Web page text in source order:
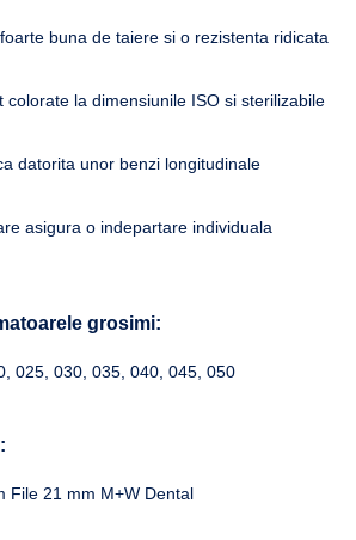
buna de taiere si o rezistenta ridicata
colorate la dimensiunile ISO si sterilizabile
datorita unor benzi longitudinale
asigura o indepartare individuala
grosimi:
025, 030, 035, 040, 045, 050
File 21 mm M+W Dental